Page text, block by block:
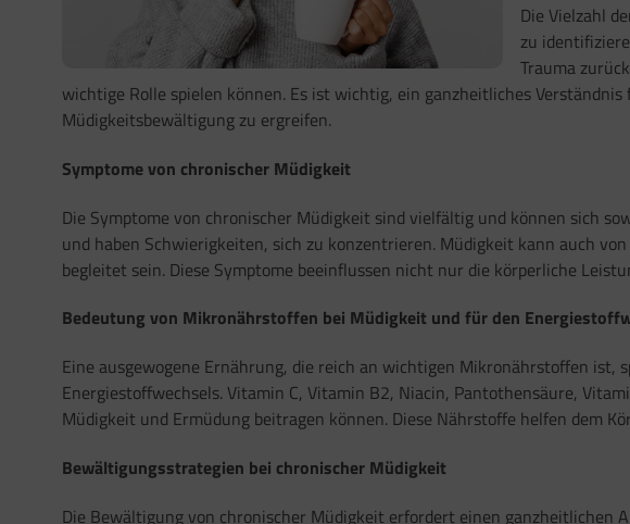
Die Vielzahl
zu
Trauma
wichtige Rolle spielen können. Es ist wichtig, ein ganzheitliches
Müdigkeitsbewältigung zu ergreifen.
Symptome von chronischer Müdigkeit
Die Symptome von chronischer Müdigkeit sind vielfältig und können sich
und haben Schwierigkeiten, sich zu konzentrieren. Müdigkeit kann auch
begleitet sein. Diese Symptome beeinflussen nicht nur die körperliche
Bedeutung von Mikronährstoffen bei Müdigkeit und für den
Eine ausgewogene Ernährung, die reich an wichtigen Mikronährstoffen
Energiestoffwechsels. Vitamin C, Vitamin B2, Niacin, Pantothensäure,
Müdigkeit und Ermüdung beitragen können. Diese Nährstoffe helfen dem
Bewältigungsstrategien bei chronischer Müdigkeit
Die Bewältigung von chronischer Müdigkeit erfordert einen ganzheitlichen